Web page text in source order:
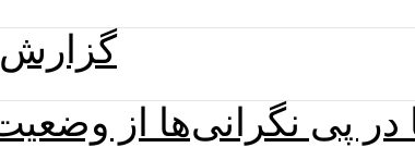
گزارش
در پی نگرانی‌ها از